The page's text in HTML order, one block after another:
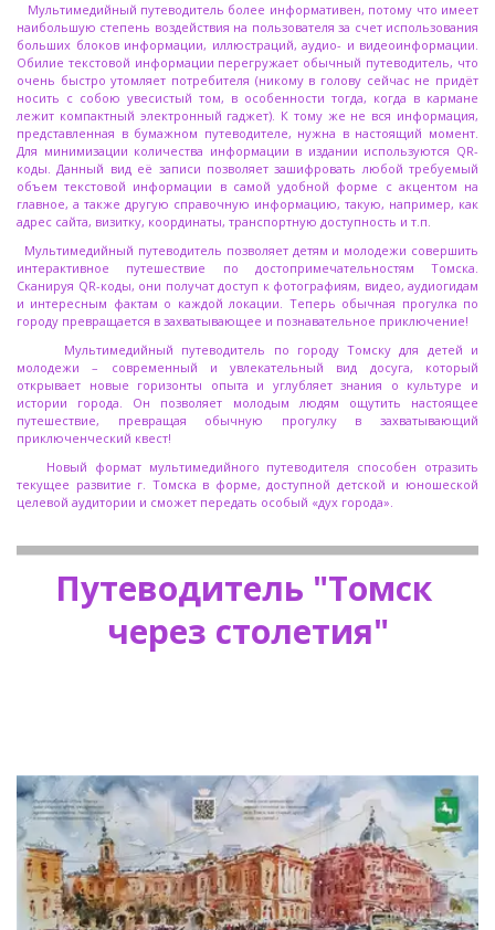
Мультимедийный путеводитель более информативен, потому что имеет
наибольшую степень воздействия на пользователя за счет использования
больших блоков информации, иллюстраций, аудио- и видеоинформации.
Обилие текстовой информации перегружает обычный путеводитель, что
очень быстро утомляет потребителя (никому в голову сейчас не придёт
носить с собою увесистый том, в особенности тогда, когда в кармане
лежит компактный электронный гаджет). К тому же не вся информация,
представленная в бумажном путеводителе, нужна в настоящий момент.
Для минимизации количества информации в издании используются QR-
коды. Данный вид её записи позволяет зашифровать любой требуемый
объем текстовой информации в самой удобной форме с акцентом на
главное, а также другую справочную информацию, такую, например, как
адрес сайта, визитку, координаты, транспортную доступность и т.п.
Мультимедийный путеводитель позволяет детям и молодежи совершить
интерактивное путешествие по достопримечательностям Томска.
Сканируя QR-коды, они получат доступ к фотографиям, видео, аудиогидам
и интересным фактам о каждой локации. Теперь обычная прогулка по
городу превращается в захватывающее и познавательное приключение!
Мультимедийный путеводитель по городу Томску для детей и
молодежи – современный и увлекательный вид досуга, который
открывает новые горизонты опыта и углубляет знания о культуре и
истории города. Он позволяет молодым людям ощутить настоящее
путешествие, превращая обычную прогулку в захватывающий
приключенческий квест!
Новый формат мультимедийного путеводителя способен отразить
текущее развитие г. Томска в форме, доступной детской и юношеской
целевой аудитории и сможет передать особый «дух города».
Путеводитель "Томск
через столетия"